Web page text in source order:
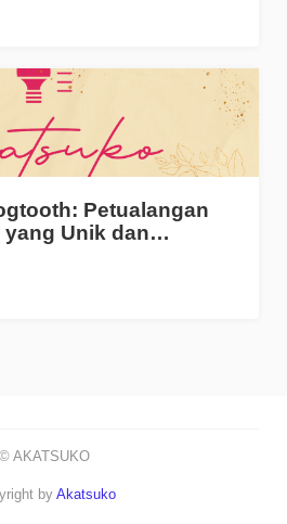
Petualangan
yang Unik dan…
© AKATSUKO
by Akatsuko